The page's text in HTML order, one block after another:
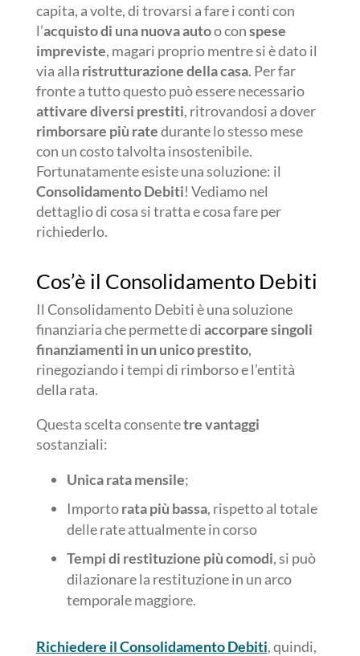
capita, a volte, di trovarsi a fare i conti con
l’acquisto di una nuova autoo conspese
impreviste, magari proprio mentre si è dato il
via alla ristrutturazione della casa. Per far
fronte a tutto questo può essere necessario
attivare diversi prestiti, ritrovandosi a dover
rimborsare più ratedurante lo stesso mese
con un costo talvolta insostenibile.
Fortunatamente esiste una soluzione: il
Consolidamento Debiti! Vediamo nel
dettaglio di cosa si tratta e cosa fare per
richiederlo.
Cos’è il Consolidamento Debiti
Il Consolidamento Debiti è una soluzione
finanziaria che permette diaccorpare singoli
finanziamenti in un unico prestito,
rinegoziando i tempi di rimborso e l’entità
della rata.
Questa scelta consentetre vantaggi
sostanziali:
Unica rata mensile;
Importorata più bassa, rispetto al totale
delle rate attualmente in corso
Tempi di restituzione più comodi, si può
dilazionare la restituzione in un arco
temporale maggiore.
Richiedere il Consolidamento Debiti, quindi,